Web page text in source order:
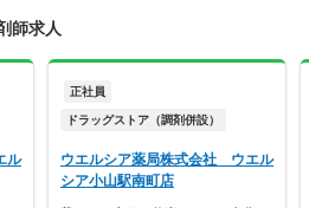
師求人
ル
正社員
ドラッグストア（調剤併設）
ウエルシア薬局株式会社 ウエル
シア小山駅南町店